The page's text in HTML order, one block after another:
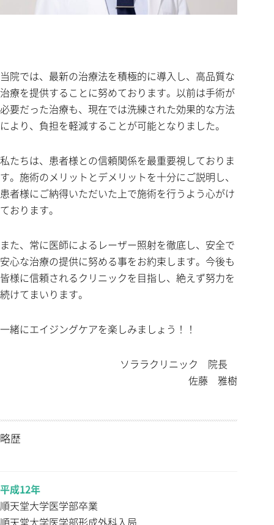
当院では、最新の治療法を積極的に導入し、高品質な
治療を提供することに努めております。以前は手術が
必要だった治療も、現在では洗練された効果的な方法
により、負担を軽減することが可能となりました。
私たちは、患者様との信頼関係を最重要視しておりま
す。施術のメリットとデメリットを十分にご説明し、
患者様にご納得いただいた上で施術を行うよう心がけ
ております。
また、常に医師によるレーザー照射を徹底し、安全で
安心な治療の提供に努める事をお約束します。今後も
皆様に信頼されるクリニックを目指し、絶えず努力を
続けてまいります。
一緒にエイジングケアを楽しみましょう！！
ソララクリニック 院長
佐藤 雅樹
略歴
平成12年
順天堂大学医学部卒業